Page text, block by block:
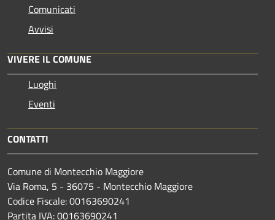
Comunicati
Avvisi
VIVERE IL COMUNE
Luoghi
Eventi
CONTATTI
Comune di Montecchio Maggiore
Via Roma, 5 - 36075 - Montecchio Maggiore
Codice Fiscale: 00163690241
Partita IVA: 00163690241